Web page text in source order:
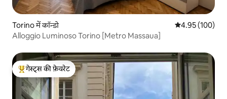
Torino में कॉन्डो औसत रेटिंग 5 में से
4.95 (100)
Alloggio Luminoso Torino [Metro Massaua]
गेस्ट्स का टॉप फ़ेवरेट
गेस्ट्स की फ़ेवरेट